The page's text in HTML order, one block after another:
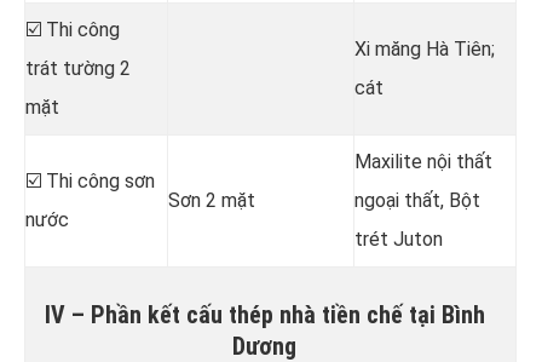
☑️ Thi công
trát tường 2
mặt
Xi măng Hà Tiên;
cát
☑️ Thi công sơn
nước
Sơn 2 mặt
Maxilite nội thất
ngoại thất, Bột
trét Juton
IV – Phần kết cấu thép nhà tiền chế tại Bình
Dương